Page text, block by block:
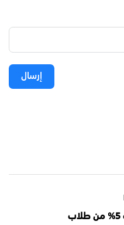
إرسال
كسل العين الصامت 5% من طلاب